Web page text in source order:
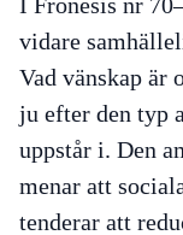
vidare
Vad vänskap är
ju efter den typ
uppstår i. Den
menar att
tenderar att